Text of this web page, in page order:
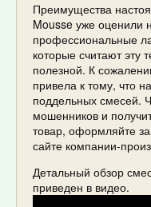
Преимущества
Mousse уже оценили
профессиональные
которые считают эту
полезной. К
привела к тому, что
поддельных смесей.
мошенников и
товар, оформляйте
сайте компании-
Детальный обзор
приведен в видео.